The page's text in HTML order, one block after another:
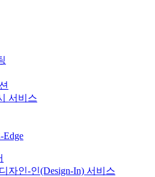
서비스
자인-인(Design-In) 서비스